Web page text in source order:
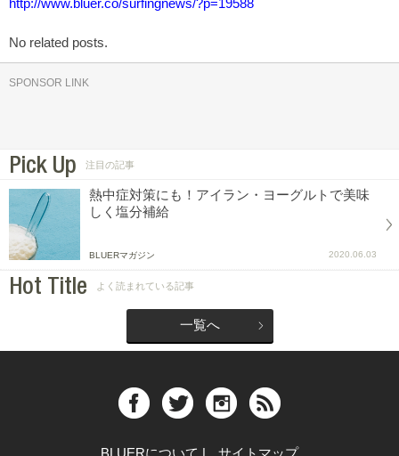
http://www.bluer.co/surfingnews/?p=19588
No related posts.
SPONSOR LINK
Pick Up 注目の記事
熱中症対策にも！アイラン・ヨーグルトで美味
しく塩分補給
BLUERマガジン 2020.06.03
Hot Title よく読まれている記事
一覧へ